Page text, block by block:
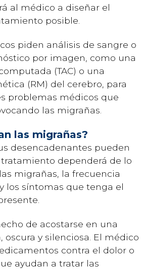
al médico a diseñar el
posible.
piden análisis de sangre o
por imagen, como una
(TAC) o una
(RM) del cerebro, para
problemas médicos que
las migrañas.
las migrañas?
desencadenantes pueden
dependerá de lo
migrañas, la frecuencia
los síntomas que tenga el
de acostarse en una
oscura y silenciosa. El médico
contra el dolor o
ayudan a tratar las